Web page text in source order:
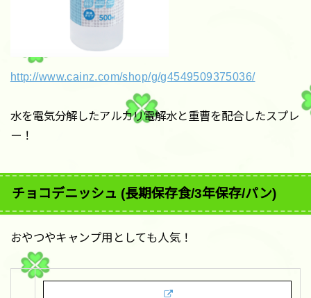
http://www.cainz.com/shop/g/g4549509375036/
水を電気分解したアルカリ電解水と重曹を配合したスプレ
ー！
チョコデニッシュ (長期保存食/3年保存/パン)
おやつやキャンプ用としても人気！